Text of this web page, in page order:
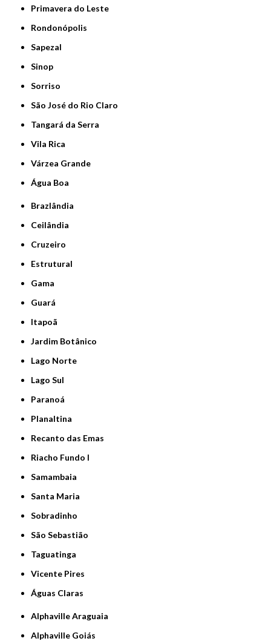
Primavera do Leste
Rondonópolis
Sapezal
Sinop
Sorriso
São José do Rio Claro
Tangará da Serra
Vila Rica
Várzea Grande
Água Boa
Brazlândia
Ceilândia
Cruzeiro
Estrutural
Gama
Guará
Itapoã
Jardim Botânico
Lago Norte
Lago Sul
Paranoá
Planaltina
Recanto das Emas
Riacho Fundo I
Samambaia
Santa Maria
Sobradinho
São Sebastião
Taguatinga
Vicente Pires
Águas Claras
Alphaville Araguaia
Alphaville Goiás